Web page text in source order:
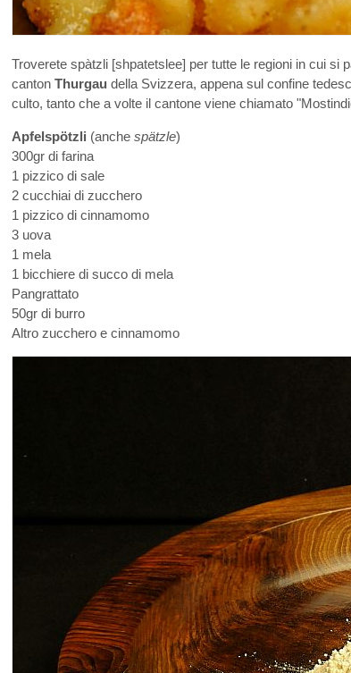
Troverete spàtzli [shpatetslee] per tutte le regioni in cui si
canton Thurgau della Svizzera, appena sul confine
culto, tanto che a volte il cantone viene chiamato
Apfelspötzli (anche spätzle)
300gr di farina
1 pizzico di sale
2 cucchiai di zucchero
1 pizzico di cinnamomo
3 uova
1 mela
1 bicchiere di succo di mela
Pangrattato
50gr di burro
Altro zucchero e cinnamomo